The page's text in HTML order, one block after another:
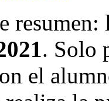
. Solo
el